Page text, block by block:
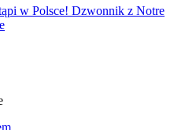
w Polsce! Dzwonnik z Notre